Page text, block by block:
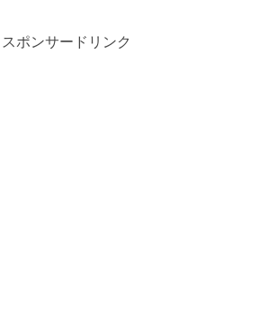
スポンサードリンク